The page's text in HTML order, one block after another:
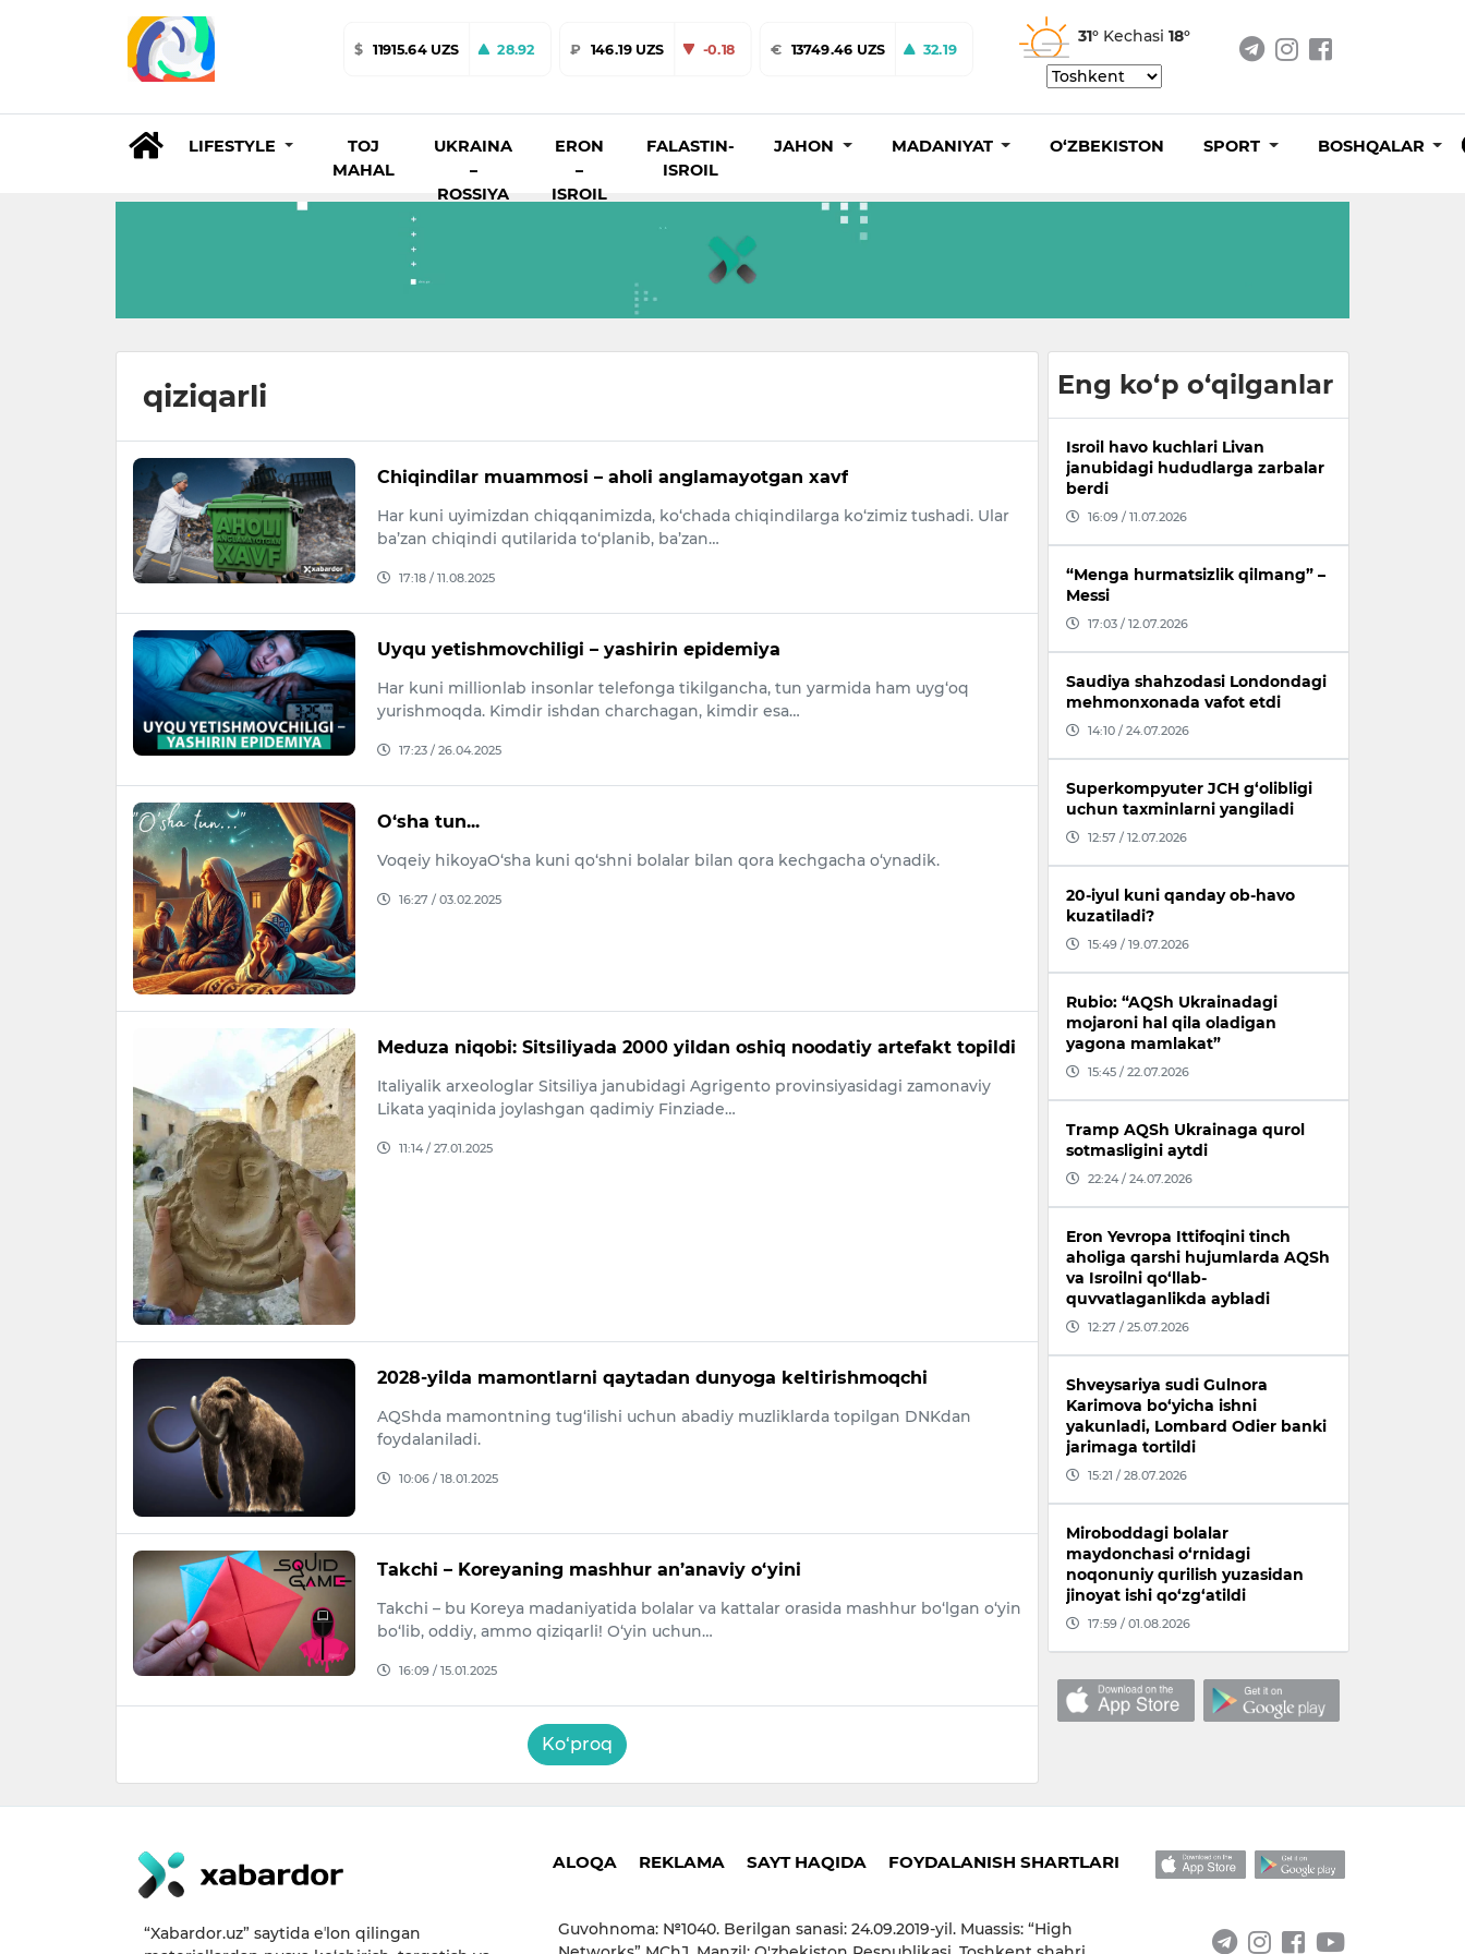
$ 11915.64 UZS 28.92 ₽ 146.19 UZS -0.18 € 13749.46 UZS 32.19
31° Kechasi 18°
LIFESTYLE
TOJ
MAHAL
UKRAINA
–
ROSSIYA
ERON
–
ISROIL
FALASTIN-
ISROIL
JAHON MADANIYAT O‘ZBEKISTON SPORT BOSHQALAR
qiziqarli
Chiqindilar muammosi – aholi anglamayotgan xavf
Har kuni uyimizdan chiqqanimizda, ko‘chada chiqindilarga ko‘zimiz tushadi. Ular
ba’zan chiqindi qutilarida to‘planib, ba’zan…
17:18 / 11.08.2025
Uyqu yetishmovchiligi – yashirin epidemiya
Har kuni millionlab insonlar telefonga tikilgancha, tun yarmida ham uyg‘oq
yurishmoqda. Kimdir ishdan charchagan, kimdir esa…
17:23 / 26.04.2025
O‘sha tun...
Voqeiy hikoyaO‘sha kuni qo‘shni bolalar bilan qora kechgacha o‘ynadik.
16:27 / 03.02.2025
Meduza niqobi: Sitsiliyada 2000 yildan oshiq noodatiy artefakt topildi
Italiyalik arxeologlar Sitsiliya janubidagi Agrigento provinsiyasidagi zamonaviy
Likata yaqinida joylashgan qadimiy Finziade…
11:14 / 27.01.2025
2028-yilda mamontlarni qaytadan dunyoga keltirishmoqchi
AQShda mamontning tug‘ilishi uchun abadiy muzliklarda topilgan DNKdan
foydalaniladi.
10:06 / 18.01.2025
Takchi – Koreyaning mashhur an’anaviy o‘yini
Takchi – bu Koreya madaniyatida bolalar va kattalar orasida mashhur bo‘lgan o‘yin
bo‘lib, oddiy, ammo qiziqarli! O‘yin uchun…
16:09 / 15.01.2025
Ko‘proq
Eng ko‘p o‘qilganlar
Isroil havo kuchlari Livan
janubidagi hududlarga zarbalar
berdi
16:09 / 11.07.2026
“Menga hurmatsizlik qilmang” –
Messi
17:03 / 12.07.2026
Saudiya shahzodasi Londondagi
mehmonxonada vafot etdi
14:10 / 24.07.2026
Superkompyuter JCH g‘olibligi
uchun taxminlarni yangiladi
12:57 / 12.07.2026
20-iyul kuni qanday ob-havo
kuzatiladi?
15:49 / 19.07.2026
Rubio: “AQSh Ukrainadagi
mojaroni hal qila oladigan
yagona mamlakat”
15:45 / 22.07.2026
Tramp AQSh Ukrainaga qurol
sotmasligini aytdi
22:24 / 24.07.2026
Eron Yevropa Ittifoqini tinch
aholiga qarshi hujumlarda AQSh
va Isroilni qo‘llab-
quvvatlaganlikda aybladi
12:27 / 25.07.2026
Shveysariya sudi Gulnora
Karimova bo‘yicha ishni
yakunladi, Lombard Odier banki
jarimaga tortildi
15:21 / 28.07.2026
Miroboddagi bolalar
maydonchasi o‘rnidagi
noqonuniy qurilish yuzasidan
jinoyat ishi qo‘zg‘atildi
17:59 / 01.08.2026
“Xabardor.uz” saytida eʼlon qilingan
ALOQA REKLAMA SAYT HAQIDA FOYDALANISH SHARTLARI
Guvohnoma: №1040. Berilgan sanasi: 24.09.2019-yil. Muassis: “High